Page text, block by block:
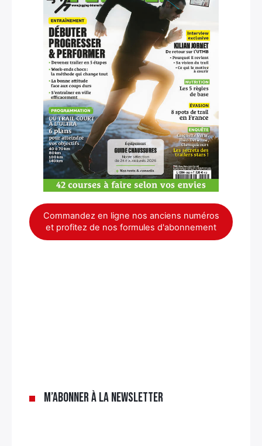
Commandez en ligne nos anciens numéros
et profitez de nos formules d'abonnement
M’abonner à la newsletter